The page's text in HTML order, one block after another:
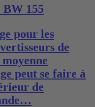
155
pour les
de
peut se faire à
de